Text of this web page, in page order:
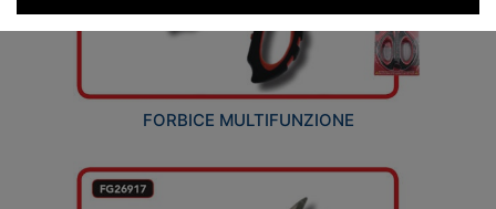
FORBICE MULTIFUNZIONE